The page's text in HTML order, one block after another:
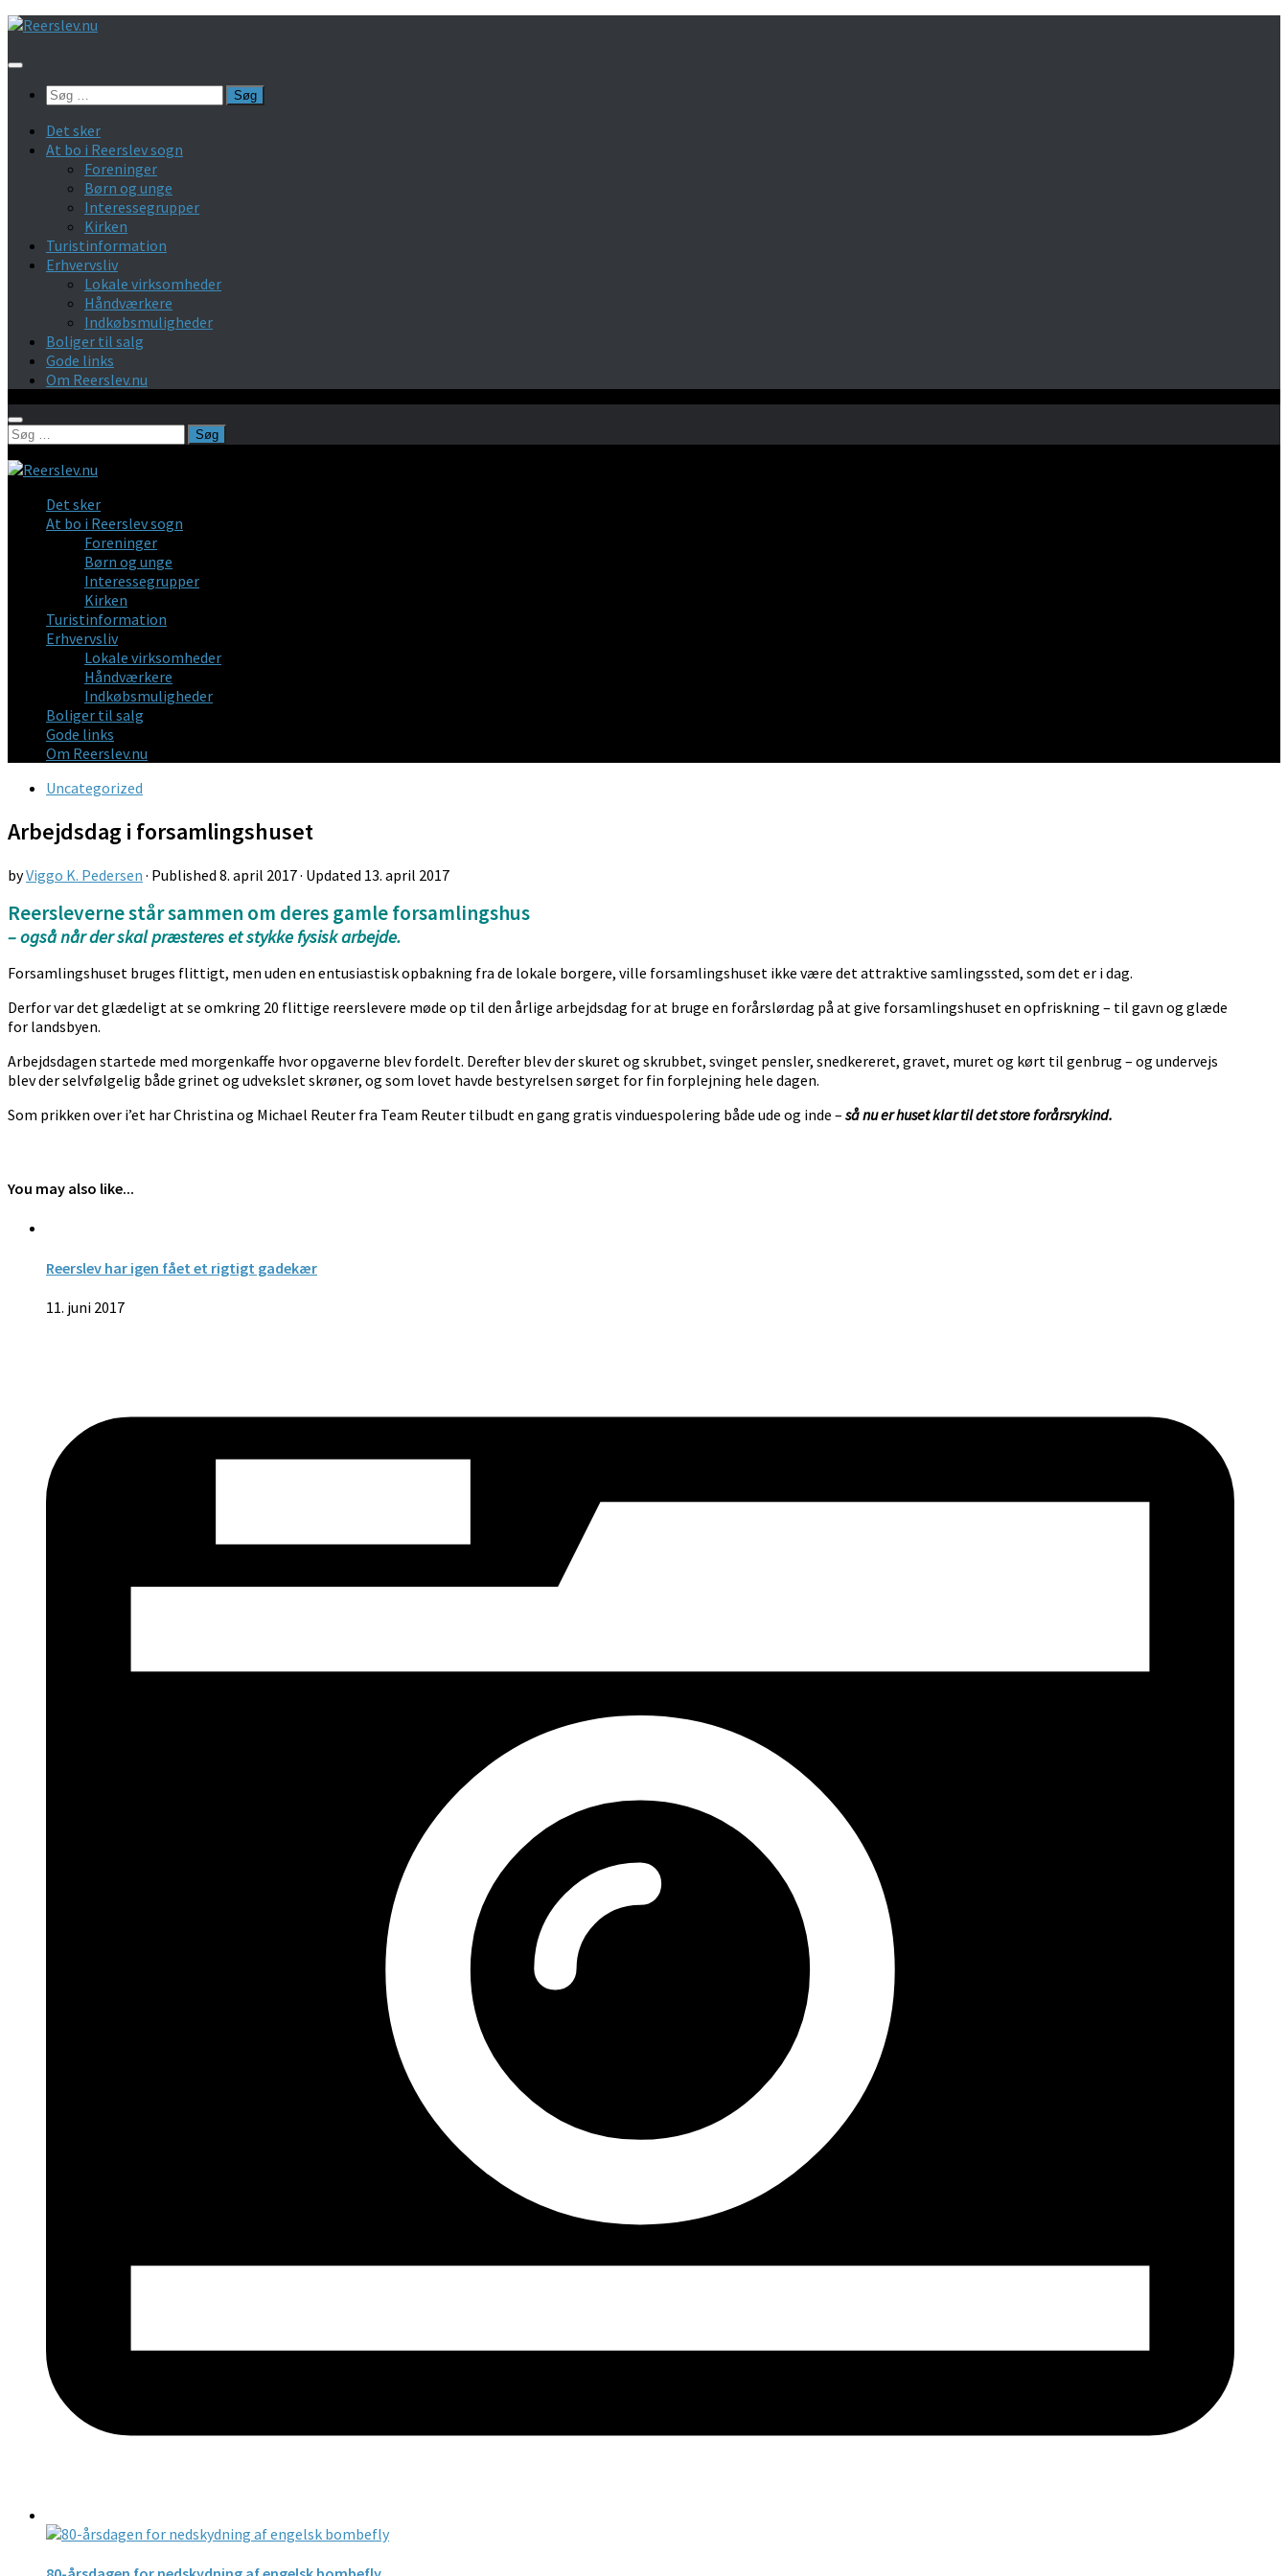
Skip
content
Søg
Det sker
At bo i Reerslev sogn
Foreninger
Børn og unge
Interessegrupper
Kirken
Turistinformation
Erhvervsliv
Lokale virksomheder
Håndværkere
Indkøbsmuligheder
Boliger til salg
Gode links
Om Reerslev.nu
Søg
Det sker
At bo i Reerslev sogn
Foreninger
Børn og unge
Interessegrupper
Kirken
Turistinformation
Erhvervsliv
Lokale virksomheder
Håndværkere
Indkøbsmuligheder
Boliger til salg
Gode links
Om Reerslev.nu
Uncategorized
Arbejdsdag i forsamlingshuset
byViggo K. Pedersen · Published 8. april 2017· Updated 13. april 2017
Reersleverne står sammen om deres gamle forsamlingshus
– også når der skal præsteres et stykke fysisk arbejde.
Forsamlingshuset bruges flittigt, men uden en entusiastisk opbakning fra de lokale borgere, ville forsamlingshuset ikke være det attraktive samlingssted, som det er i dag.
Derfor var det glædeligt at se omkring 20 flittige reerslevere møde op til den årlige arbejdsdag for at bruge en forårslørdag på at give forsamlingshuset en opfriskning – til gavn og glæde
for landsbyen.
Arbejdsdagen startede med morgenkaffe hvor opgaverne blev fordelt. Derefter blev der skuret og skrubbet, svinget pensler, snedkereret, gravet, muret og kørt til genbrug – og undervejs
blev der selvfølgelig både grinet og udvekslet skrøner, og som lovet havde bestyrelsen sørget for fin forplejning hele dagen.
Som prikken over i’et har Christina og Michael Reuter fra Team Reuter tilbudt en gang gratis vinduespolering både ude og inde – så nu er huset klar til det store forårsrykind.
You may also like...
Reerslev har igen fået et rigtigt gadekær
11. juni 2017